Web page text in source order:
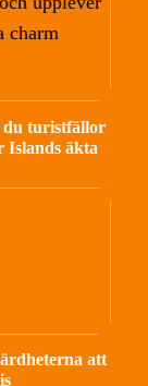
du turistfällor
Islands äkta
att